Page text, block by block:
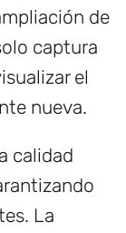
de
captura
el
nueva.
calidad
La